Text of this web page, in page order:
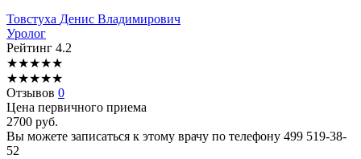
Товстуха Денис Владимирович
Уролог
Рейтинг 4.2
★★★★★
★★★★★
Отзывов 0
Цена первичного приема
2700 руб.
Вы можете записаться к этому врачу по телефону 499 519-38-
52